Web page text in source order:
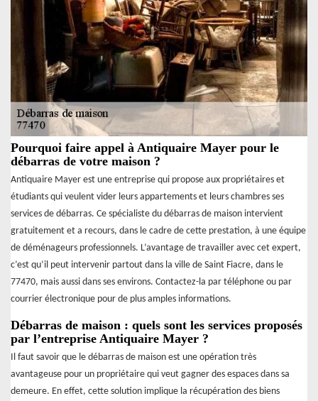
Pourquoi faire appel à Antiquaire Mayer pour le
débarras de votre maison ?
Antiquaire Mayer est une entreprise qui propose aux propriétaires et
étudiants qui veulent vider leurs appartements et leurs chambres ses
services de débarras. Ce spécialiste du débarras de maison intervient
gratuitement et a recours, dans le cadre de cette prestation, à une équipe
de déménageurs professionnels. L’avantage de travailler avec cet expert,
c’est qu’il peut intervenir partout dans la ville de Saint Fiacre, dans le
77470, mais aussi dans ses environs. Contactez-la par téléphone ou par
courrier électronique pour de plus amples informations.
Débarras de maison : quels sont les services proposés
par l’entreprise Antiquaire Mayer ?
Il faut savoir que le débarras de maison est une opération très
avantageuse pour un propriétaire qui veut gagner des espaces dans sa
demeure. En effet, cette solution implique la récupération des biens